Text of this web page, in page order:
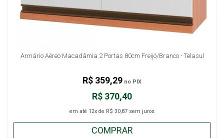
Armário Aéreo Macadâmia 2 Portas 80cm Freijó/Branco - Telasul
R$ 370,40
em até 12x de R$ 30,87 sem juros
R$ 359,29 no PIX
COMPRAR